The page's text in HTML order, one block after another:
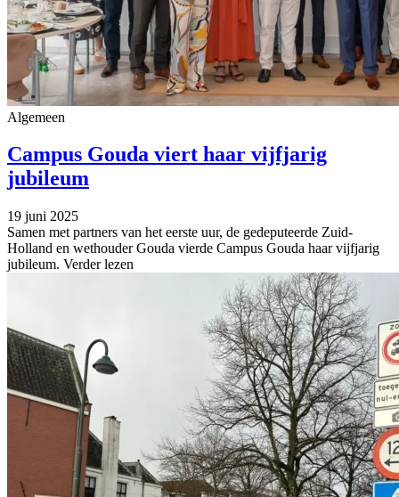
Algemeen
Campus Gouda viert haar vijfjarig
jubileum
19 juni 2025
Samen met partners van het eerste uur, de gedeputeerde Zuid-
Holland en wethouder Gouda vierde Campus Gouda haar vijfjarig
jubileum. Verder lezen